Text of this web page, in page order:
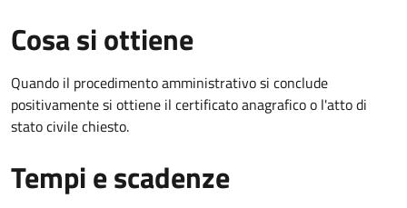
Cosa si ottiene
Quando il procedimento amministrativo si conclude
positivamente si ottiene il certificato anagrafico o l'atto di
stato civile chiesto.
Tempi e scadenze